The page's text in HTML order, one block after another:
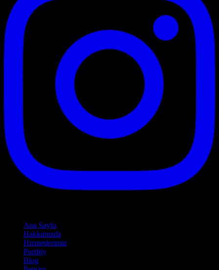
Ana Sayfa
Hakkımızda
Hizmetlerimiz
Portföy
Blog